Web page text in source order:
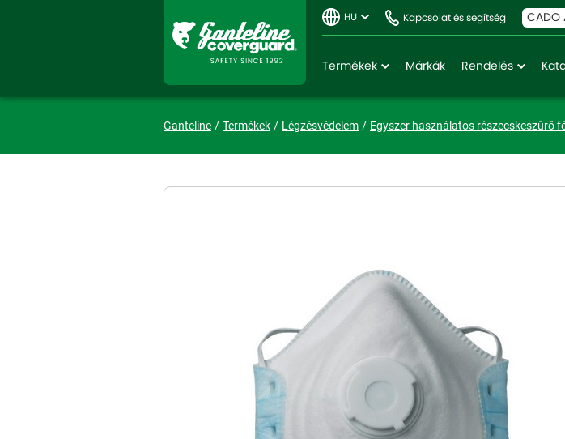
HU Kapcsolat és segítség CADO
Termékek Márkák Rendelés
Ganteline Termékek Légzésvédelem Egyszer használatos részecskeszűrő